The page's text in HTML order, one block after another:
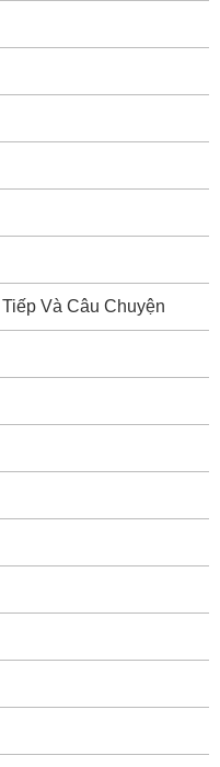
Và Câu Chuyện